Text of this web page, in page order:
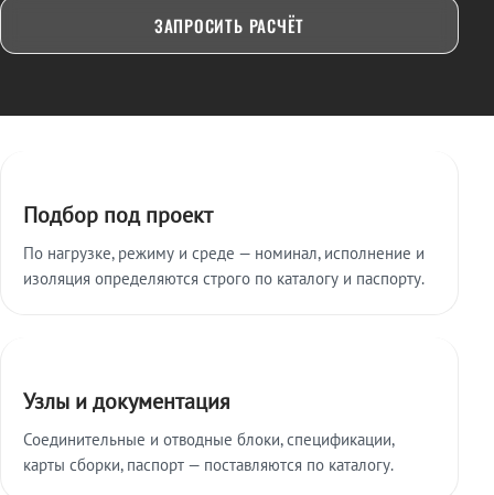
ЗАПРОСИТЬ РАСЧЁТ
Подбор под проект
По нагрузке, режиму и среде — номинал, исполнение и
изоляция определяются строго по каталогу и паспорту.
Узлы и документация
Соединительные и отводные блоки, спецификации,
карты сборки, паспорт — поставляются по каталогу.